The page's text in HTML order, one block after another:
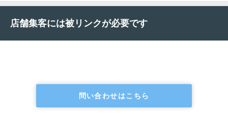
店舗集客には被リンクが必要です
問い合わせはこちら